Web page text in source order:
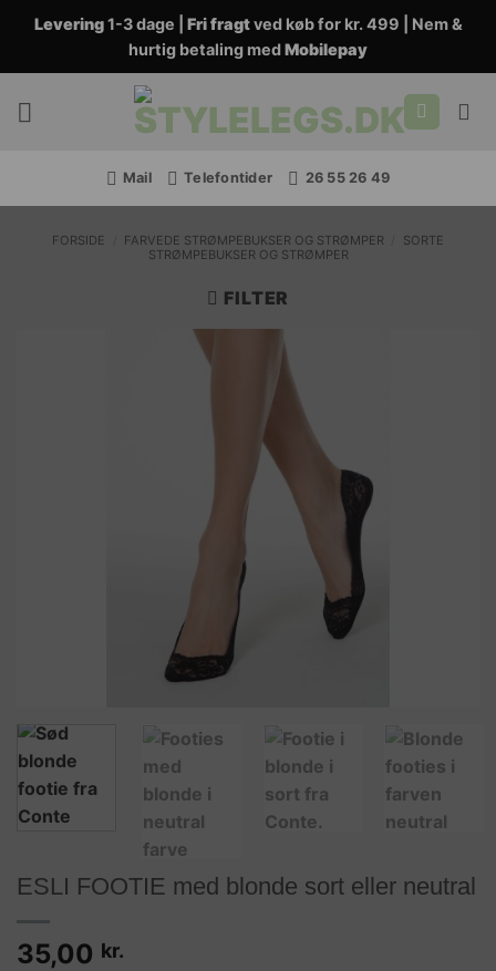
Fortsæt
indhold
Levering1-3 dage | Fri fragtved køb for kr. 499 | Nem &
hurtig betaling medMobilepay
Mail Telefontider 26 55 26 49
FORSIDE FARVEDE STRØMPEBUKSER OG STRØMPER
SORTE
STRØMPEBUKSER OG STRØMPER
FILTER
ESLI FOOTIE med blonde sort eller neutral
35,00 kr.